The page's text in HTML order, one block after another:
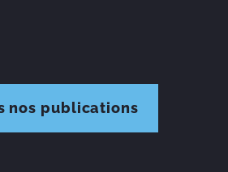
nos publications